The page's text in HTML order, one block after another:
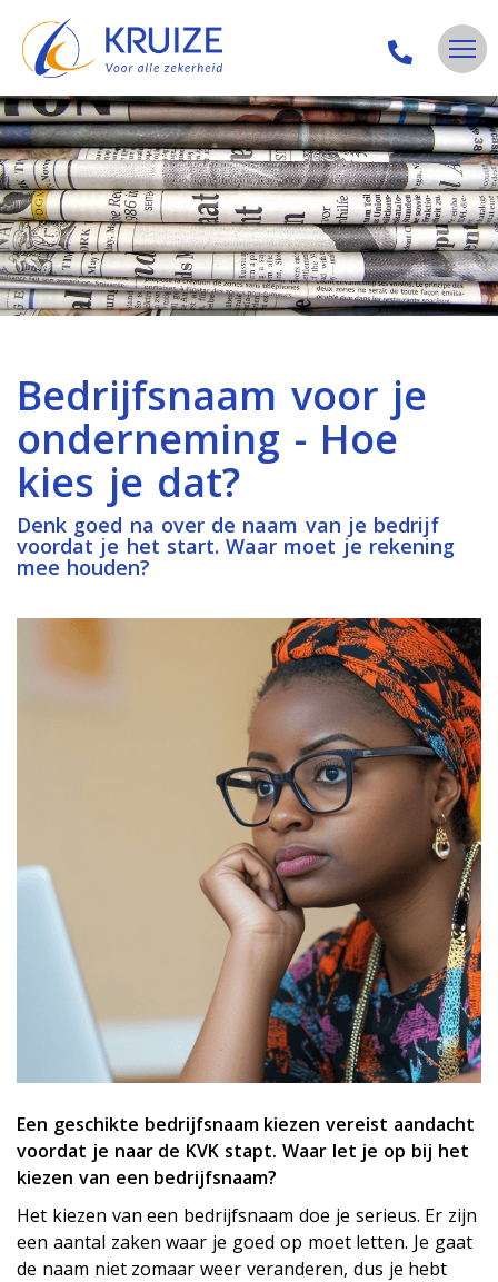
Bedrijfsnaam voor je
onderneming - Hoe
kies je dat?
Denk goed na over de naam van je bedrijf
voordat je het start. Waar moet je rekening
mee houden?
Een geschikte bedrijfsnaam kiezen vereist aandacht
voordat je naar de KVK stapt. Waar let je op bij het
kiezen van een bedrijfsnaam?
Het kiezen van een bedrijfsnaam doe je serieus. Er zijn
een aantal zaken waar je goed op moet letten. Je gaat
de naam niet zomaar weer veranderen, dus je hebt